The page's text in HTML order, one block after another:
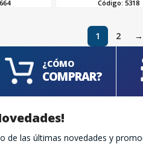
Código: 5318
1 2
→
¿CÓMO
COMPRAR?
de las últimas novedades y